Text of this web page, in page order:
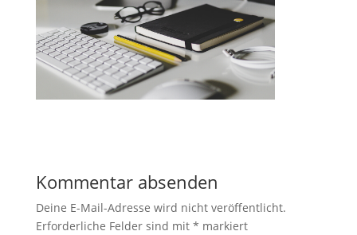
Kommentar absenden
Deine E-Mail-Adresse wird nicht veröffentlicht.
Erforderliche Felder sind mit * markiert